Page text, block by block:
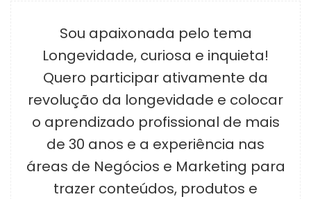
Sou apaixonada pelo tema
Longevidade, curiosa e inquieta!
Quero participar ativamente da
revolução da longevidade e colocar
o aprendizado profissional de mais
de 30 anos e a experiência nas
áreas de Negócios e Marketing para
trazer conteúdos, produtos e